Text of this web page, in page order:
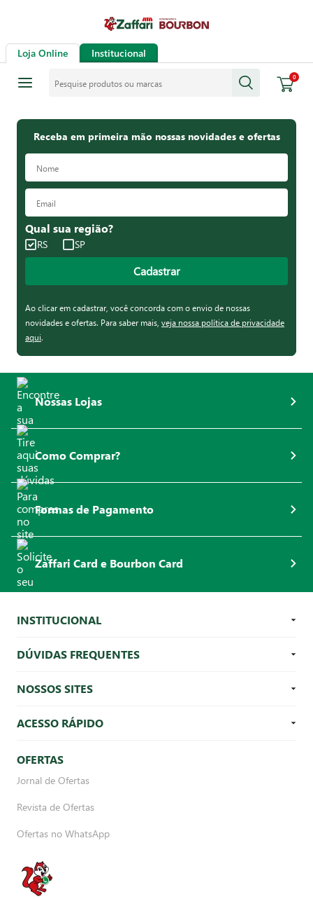
Loja Online Institucional
0
Receba em primeira mão nossas novidades e ofertas
Qual sua região?
RS SP
Cadastrar
Ao clicar em cadastrar, você concorda com o envio de nossas
novidades e ofertas. Para saber mais, veja nossa política de privacidade
aqui.
Nossas Lojas
Como Comprar?
Formas de Pagamento
Zaffari Card e Bourbon Card
INSTITUCIONAL
DÚVIDAS FREQUENTES
NOSSOS SITES
ACESSO RÁPIDO
OFERTAS
Jornal de Ofertas
Revista de Ofertas
Ofertas no WhatsApp